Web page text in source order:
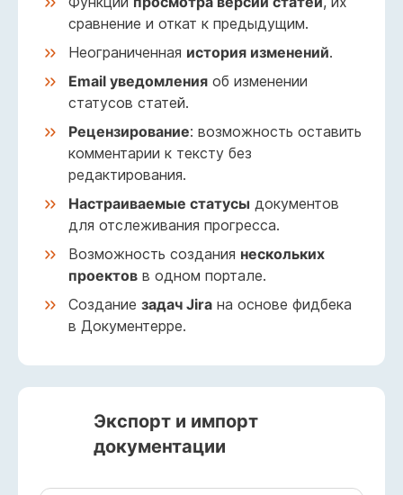
сравнение и откат к предыдущим.
Неограниченная история изменений.
Email уведомления об изменении
статусов статей.
Рецензирование: возможность оставить
комментарии к тексту без
редактирования.
Настраиваемые статусы документов
для отслеживания прогресса.
Возможность создания нескольких
проектов в одном портале.
Создание задач Jira на основе фидбека
в Документерре.
Экспорт и импорт
документации